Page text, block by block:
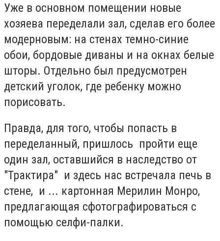
Уже в основном помещении новые
хозяева переделали зал, сделав его более
модерновым: на стенах темно-синие
обои, бордовые диваны и на окнах белые
шторы. Отдельно был предусмотрен
детский уголок, где ребенку можно
порисовать.
Правда, для того, чтобы попасть в
переделанный, пришлось пройти еще
один зал, оставшийся в наследство от
"Трактира" и здесь нас встречала печь в
стене, и ... картонная Мерилин Монро,
предлагающая сфотографироваться с
помощью селфи-палки.